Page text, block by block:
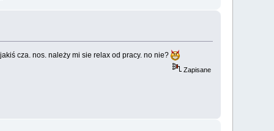
cza. nos. należy mi sie relax od pracy. no nie?
Zapisane